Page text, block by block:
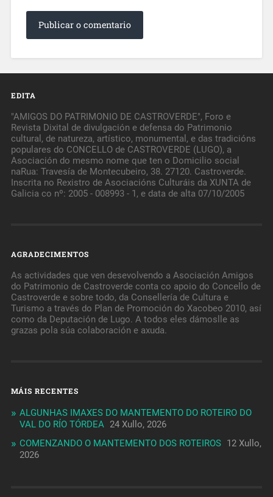
EDITA
"AMIGOS DO PATRIMONIO DE CASTROVERDE", Foro e
Revista Dixital de divulgación e defensa do Patrimonio
cultural, de natureza, artístico, monumental, e das tradicións
populares do CONCELLO de CASTROVERDE (LUGO), a
Asociación do mesmo nome que ten o Domicilio social
naRua: Travesía de Montecubeiro, 38. 27120. Castroverde.
Inscrita no Rexistro de Asociacións Culturáis da XUNTA de
Galicia co nº: 2005 - 008993 - 1, e data de alta 07/10/2005
AGRADECIMENTOS
As actividades que ven desevolvendo a Asociación Amigos
do Patrimonio de Castroverde conta co apoio do Concello de
Castroverde e sobre todo, da Consellería de Cultura e
Turismo a través do Plan de Promoción do Xacobeo 2010, así
como da Deputación de Lugo. A todos eles dámoslle as
grazas pola súa colaboración e axuda.
MÁIS RECENTES
ALGUNHAS IMAXES DO MANTEMENTO DO ROTEIRO DO
VAL DO RÍO TÓRDEA 24 Xullo, 2026
COMENZANDO O MANTEMENTO DOS ROTEIROS 12 Xullo,
2026